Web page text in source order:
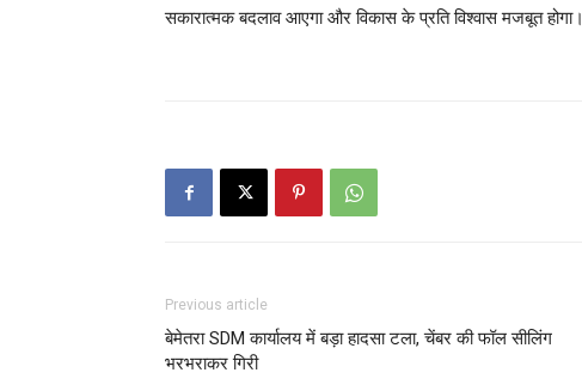
सकारात्मक बदलाव आएगा और विकास के प्रति विश्वास मजबूत होगा।
Previous article
बेमेतरा SDM कार्यालय में बड़ा हादसा टला, चेंबर की फॉल सीलिंग
भरभराकर गिरी